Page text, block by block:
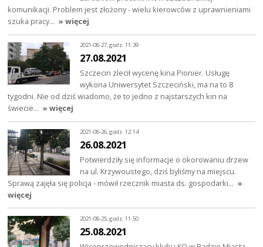
komunikacji. Problem jest złożony - wielu kierowców z uprawnieniami
szuka pracy… » więcej
2021-08-27, godz. 11:39
27.08.2021
Szczecin zlecił wycenę kina Pionier. Usługę
wykona Uniwersytet Szczeciński, ma na to 8
tygodni. Nie od dziś wiadomo, że to jedno z najstarszych kin na
świecie… » więcej
2021-08-26, godz. 12:14
26.08.2021
Potwierdziły się informacje o okorowaniu drzew
na ul. Krzywoustego, dziś byliśmy na miejscu.
Sprawą zajęła się policja - mówił rzecznik miasta ds. gospodarki… »
więcej
2021-08-25, godz. 11:50
25.08.2021